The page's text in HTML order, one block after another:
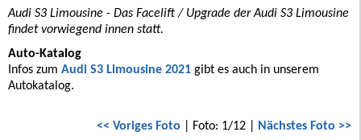
Audi S3 Limousine - Das Facelift / Upgrade der Audi S3 Limousine
findet vorwiegend innen statt.
Auto-Katalog
Infos zum Audi S3 Limousine 2021 gibt es auch in unserem
Autokatalog.
<< Voriges Foto | Foto: 1/12 | Nächstes Foto >>